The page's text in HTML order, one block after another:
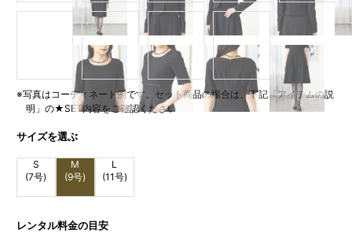
※写真はコーディネート例です。セット商品の場合は、下記「アイテムの説
明」の★SET内容をご確認ください
サイズを選ぶ
S
(7号)
M
(9号)
L
(11号)
レンタル料金の目安